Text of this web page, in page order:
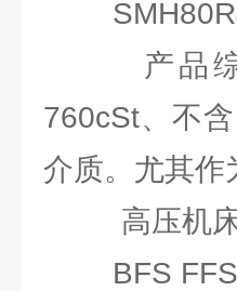
产品综述
760cSt、不
介质。尤其作
高压机床
BFS FFS